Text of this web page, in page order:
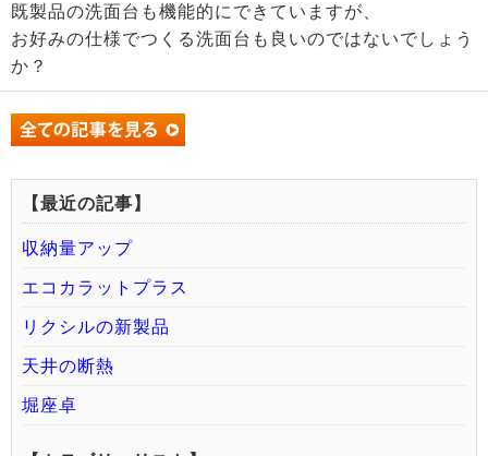
既製品の洗面台も機能的にできていますが、
お好みの仕様でつくる洗面台も良いのではないでしょう
か？
【最近の記事】
収納量アップ
エコカラットプラス
リクシルの新製品
天井の断熱
堀座卓